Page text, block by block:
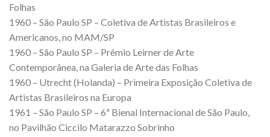
Folhas
1960 – São Paulo SP – Coletiva de Artistas Brasileiros e
Americanos, no MAM/SP
1960 – São Paulo SP – Prêmio Leirner de Arte
Contemporânea, na Galeria de Arte das Folhas
1960 – Utrecht (Holanda) – Primeira Exposição Coletiva de
Artistas Brasileiros na Europa
1961 – São Paulo SP – 6ª Bienal Internacional de São Paulo,
no Pavilhão Ciccilo Matarazzo Sobrinho